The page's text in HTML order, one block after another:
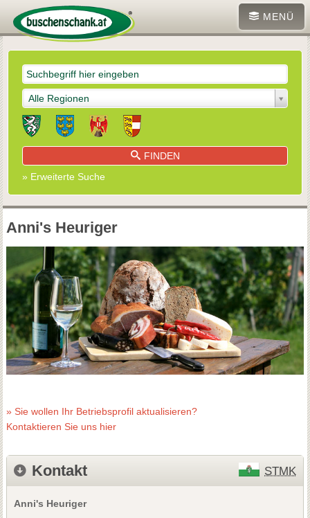
MENÜ
Alle Regionen
FINDEN
» Erweiterte Suche
Anni's Heuriger
» Sie wollen Ihr Betriebsprofil aktualisieren?
Kontaktieren Sie uns hier
Kontakt STMK
Anni's Heuriger